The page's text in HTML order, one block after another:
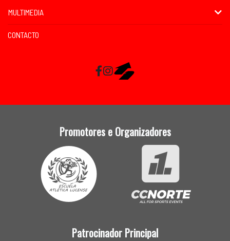
MULTIMEDIA
CONTACTO
Facebook
InstagramRaceMapp
Promotores e Organizadores
Patrocinador Principal